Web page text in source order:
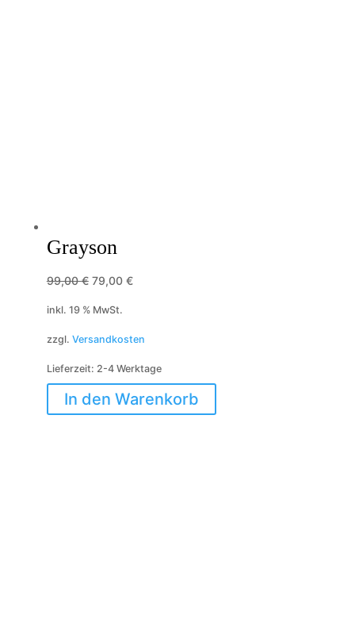
Grayson
99,00€ Ursprünglicher
99,00 €
79,00 €Aktueller
79,00 €.
inkl. 19 % MwSt.
zzgl. Versandkosten
Lieferzeit: 2-4 Werktage
In den Warenkorb